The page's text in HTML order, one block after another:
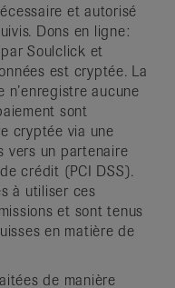
et autorisé
Dons en ligne:
Soulclick et
est cryptée. La
n’enregistre aucune
sont
cryptée via une
vers un partenaire
crédit (PCI DSS).
à utiliser ces
et sont tenus
en matière de
de manière